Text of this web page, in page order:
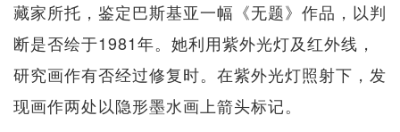
藏家所托，鉴定巴斯基亚一幅《无题》作品，以判
断是否绘于1981年。她利用紫外光灯及红外线，
研究画作有否经过修复时。在紫外光灯照射下，发
现画作两处以隐形墨水画上箭头标记。